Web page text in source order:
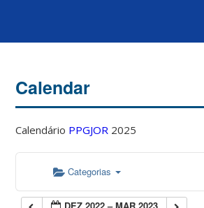
Calendar
Calendário PPGJOR 2025
Categorias